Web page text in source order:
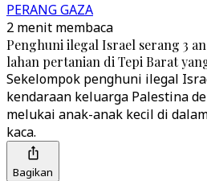
PERANG GAZA
2 menit membaca
Penghuni ilegal Israel serang 3
lahan pertanian di Tepi Barat
Sekelompok penghuni ilegal
kendaraan keluarga Palestina
melukai anak-anak kecil di
kaca.
Bagikan